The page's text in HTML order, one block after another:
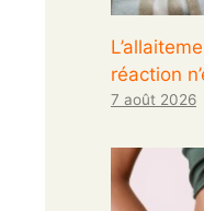
réaction
7 août 2026